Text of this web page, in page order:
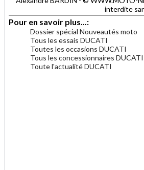
interdite
Pour en savoir plus...:
Dossier spécial Nouveautés moto
Tous les essais DUCATI
Toutes les occasions DUCATI
Tous les concessionnaires DUCATI
Toute l'actualité DUCATI